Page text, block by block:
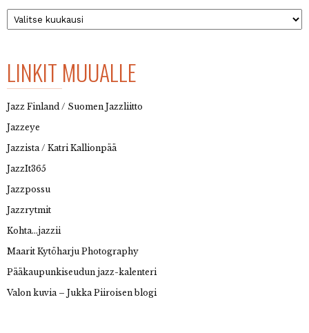
Arkisto
LINKIT MUUALLE
Jazz Finland / Suomen Jazzliitto
Jazzeye
Jazzista / Katri Kallionpää
JazzIt365
Jazzpossu
Jazzrytmit
Kohta…jazzii
Maarit Kytöharju Photography
Pääkaupunkiseudun jazz-kalenteri
Valon kuvia – Jukka Piiroisen blogi